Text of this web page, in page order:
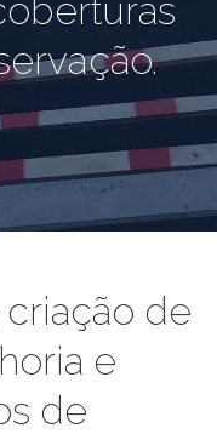
de
e
de